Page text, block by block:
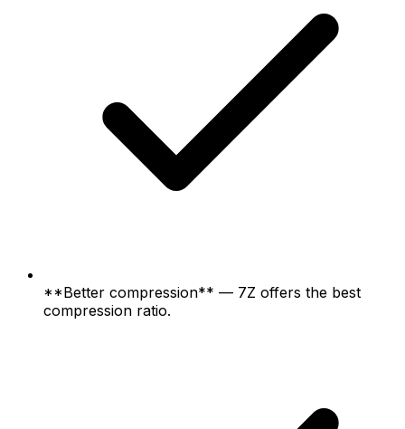
**Better compression** — 7Z offers the best
compression ratio.